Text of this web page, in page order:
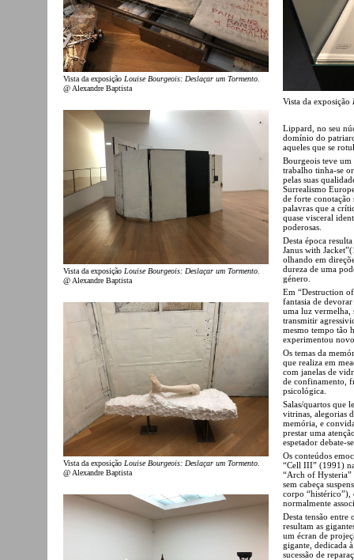
Vista da exposição Louise Bourgeois: Deslaçar um Tormento
@ Alexandre Baptista
Vista da exposição Louise Bourgeois: Deslaçar um Tormento
@ Alexandre Baptista
Vista da exposição Louise Bourgeois: Deslaçar um Tormento
@ Alexandre Baptista
Vista da exposição
Lippard, no seu
domínio do
aqueles que se
Bourgeois teve um
trabalho tinha-se
pelas suas
Surrealismo
de forte conotação
palavras que a
quase visceral
poderosas.
Desta época
Janus with
olhando em
dureza de uma
género.
Em “Destruction
fantasia de
uma luz vermelha,
transmitir
mesmo tempo tão
experimentou
Os temas da
que realiza em
com janelas de
de confinamento,
psicológica.
Salas/quartos que
vitrinas, alegorias
memória, e
prestar uma
espetador debate-
Os conteúdos
“Cell III” (1991)
“Arch of Hysteria”
sem cabeça
corpo “histérico”),
normalmente
Desta tensão
resultam as
um écran de
gigante, dedicada
sucessão de